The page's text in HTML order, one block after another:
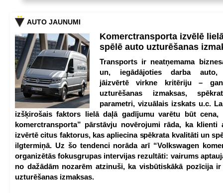
AUTO JAUNUMI
Komerctransporta izvēlē
spēlē auto uzturēšanas
Transports ir neatņemama
un, iegādājoties darba auto,
jāizvērtē virkne kritēriju –
uzturēšanas izmaksas,
parametri, vizuālais izskats u.c.
izšķirošais faktors lielā daļā gadījumu varētu būt cena,
komerctransporta” pārstāvju novērojumi rāda, ka klienti
izvērtē citus faktorus, kas apliecina spēkrata kvalitāti un
ilgtermiņā. Uz šo tendenci norāda arī “Volkswagen
organizētās fokusgrupas intervijas rezultāti: vairums
no dažādām nozarēm atzinuši, ka visbūtiskākā pozīcija ir
uzturēšanas izmaksas.